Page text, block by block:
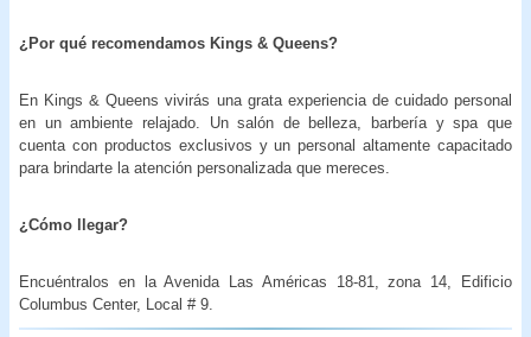
¿Por qué recomendamos Kings & Queens?
En Kings & Queens vivirás una grata experiencia de cuidado personal
en un ambiente relajado. Un salón de belleza, barbería y spa que
cuenta con productos exclusivos y un personal altamente capacitado
para brindarte la atención personalizada que mereces.
¿Cómo llegar?
Encuéntralos en la Avenida Las Américas 18-81, zona 14, Edificio
Columbus Center, Local # 9.